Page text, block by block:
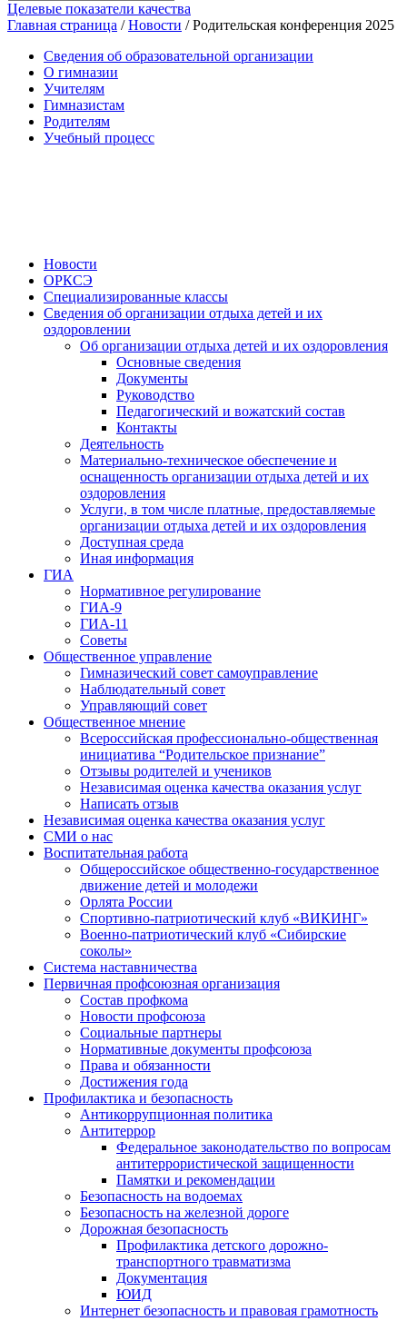
Целевые показатели качества
Главная страница /Новости /Родительская конференция 2025
Сведения об образовательной организации
О гимназии
Учителям
Гимназистам
Родителям
Учебный процесс
Новости
ОРКСЭ
Специализированные классы
Сведения об организации отдыха детей и их
оздоровлении
Об организации отдыха детей и их оздоровления
Основные сведения
Документы
Руководство
Педагогический и вожатский состав
Контакты
Деятельность
Материально-техническое обеспечение и
оснащенность организации отдыха детей и их
оздоровления
Услуги, в том числе платные, предоставляемые
организации отдыха детей и их оздоровления
Доступная среда
Иная информация
ГИА
Нормативное регулирование
ГИА-9
ГИА-11
Советы
Общественное управление
Гимназический совет самоуправление
Наблюдательный совет
Управляющий совет
Общественное мнение
Всероссийская профессионально-общественная
инициатива “Родительское признание”
Отзывы родителей и учеников
Независимая оценка качества оказания услуг
Написать отзыв
Независимая оценка качества оказания услуг
СМИ о нас
Воспитательная работа
Общероссийское общественно-государственное
движение детей и молодежи
Орлята России
Спортивно-патриотический клуб «ВИКИНГ»
Военно-патриотический клуб «Сибирские
соколы»
Система наставничества
Первичная профсоюзная организация
Состав профкома
Новости профсоюза
Социальные партнеры
Нормативные документы профсоюза
Права и обязанности
Достижения года
Профилактика и безопасность
Антикоррупционная политика
Антитеррор
Федеральное законодательство по вопросам
антитеррористической защищенности
Памятки и рекомендации
Безопасность на водоемах
Безопасность на железной дороге
Дорожная безопасность
Профилактика детского дорожно-
транспортного травматизма
Документация
ЮИД
Интернет безопасность и правовая грамотность